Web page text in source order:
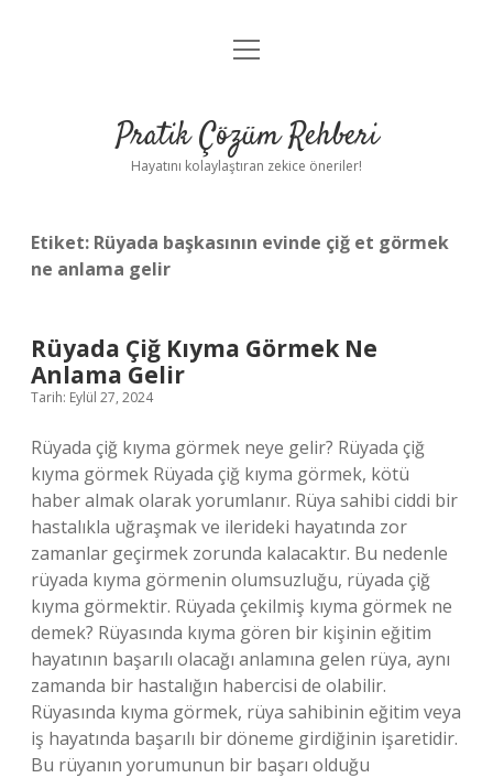
Anasayfa
Yasal Uyarı
menüyü
Pratik Çözüm Rehberi
Hayatını kolaylaştıran zekice öneriler!
Etiket: Rüyada başkasının evinde çiğ et görmek
ne anlama gelir
Rüyada Çiğ Kıyma Görmek Ne
Anlama Gelir
Tarih: Eylül 27, 2024
Rüyada çiğ kıyma görmek neye gelir? Rüyada çiğ
kıyma görmek Rüyada çiğ kıyma görmek, kötü
haber almak olarak yorumlanır. Rüya sahibi ciddi bir
hastalıkla uğraşmak ve ilerideki hayatında zor
zamanlar geçirmek zorunda kalacaktır. Bu nedenle
rüyada kıyma görmenin olumsuzluğu, rüyada çiğ
kıyma görmektir. Rüyada çekilmiş kıyma görmek ne
demek? Rüyasında kıyma gören bir kişinin eğitim
hayatının başarılı olacağı anlamına gelen rüya, aynı
zamanda bir hastalığın habercisi de olabilir.
Rüyasında kıyma görmek, rüya sahibinin eğitim veya
iş hayatında başarılı bir döneme girdiğinin işaretidir.
Bu rüyanın yorumunun bir başarı olduğu